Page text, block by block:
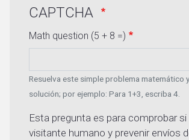
CAPTCHA
Math question (5 + 8 =)
Resuelva este simple problema matemático
solución; por ejemplo: Para 1+3, escriba 4.
Esta pregunta es para comprobar
visitante humano y prevenir envíos